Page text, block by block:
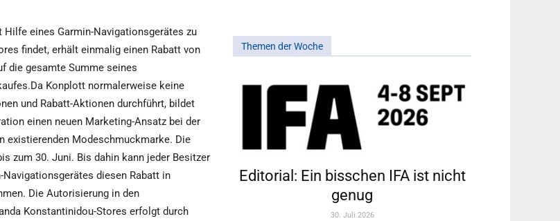
Hilfe eines Garmin-Navigationsgerätes zu
findet, erhält einmalig einen Rabatt von
die gesamte Summe seines
Konplott normalerweise keine
und Rabatt-Aktionen durchführt, bildet
einen neuen Marketing-Ansatz bei der
existierenden Modeschmuckmarke. Die
zum 30. Juni. Bis dahin kann jeder Besitzer
Navigationsgerätes diesen Rabatt in
Die Autorisierung in den
Konstantinidou-Stores erfolgt durch
Themen der Woche
Editorial: Ein bisschen IFA ist nicht
genug
30. Juli 2026